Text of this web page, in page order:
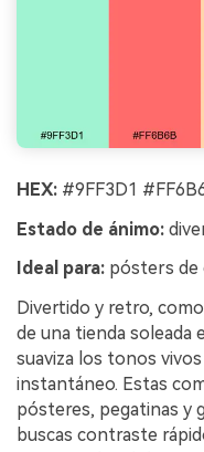
HEX: #9FF3D1
Estado de ánimo:
Ideal para: pósters de
Divertido y retro,
de una tienda soleada
suaviza los tonos
instantáneo. Estas
pósteres, pegatinas y
buscas contraste